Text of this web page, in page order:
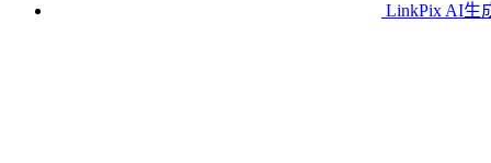
LinkPix AI生